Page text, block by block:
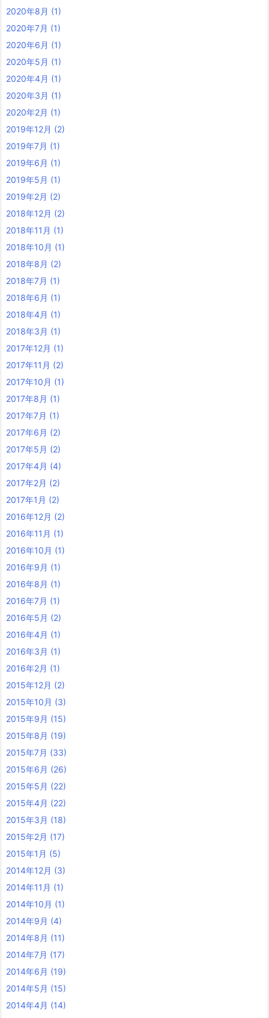
2020年8月 (1)
2020年7月 (1)
2020年6月 (1)
2020年5月 (1)
2020年4月 (1)
2020年3月 (1)
2020年2月 (1)
2019年12月 (2)
2019年7月 (1)
2019年6月 (1)
2019年5月 (1)
2019年2月 (2)
2018年12月 (2)
2018年11月 (1)
2018年10月 (1)
2018年8月 (2)
2018年7月 (1)
2018年6月 (1)
2018年4月 (1)
2018年3月 (1)
2017年12月 (1)
2017年11月 (2)
2017年10月 (1)
2017年8月 (1)
2017年7月 (1)
2017年6月 (2)
2017年5月 (2)
2017年4月 (4)
2017年2月 (2)
2017年1月 (2)
2016年12月 (2)
2016年11月 (1)
2016年10月 (1)
2016年9月 (1)
2016年8月 (1)
2016年7月 (1)
2016年5月 (2)
2016年4月 (1)
2016年3月 (1)
2016年2月 (1)
2015年12月 (2)
2015年10月 (3)
2015年9月 (15)
2015年8月 (19)
2015年7月 (33)
2015年6月 (26)
2015年5月 (22)
2015年4月 (22)
2015年3月 (18)
2015年2月 (17)
2015年1月 (5)
2014年12月 (3)
2014年11月 (1)
2014年10月 (1)
2014年9月 (4)
2014年8月 (11)
2014年7月 (17)
2014年6月 (19)
2014年5月 (15)
2014年4月 (14)